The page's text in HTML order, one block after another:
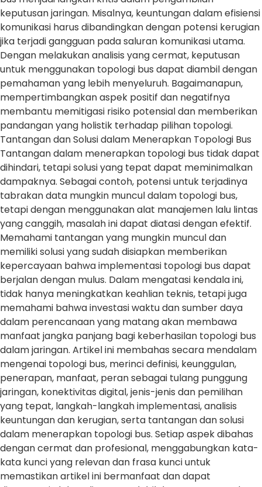
keputusan jaringan. Misalnya, keuntungan dalam efisiensi
komunikasi harus dibandingkan dengan potensi kerugian
jika terjadi gangguan pada saluran komunikasi utama.
Dengan melakukan analisis yang cermat, keputusan
untuk menggunakan topologi bus dapat diambil dengan
pemahaman yang lebih menyeluruh. Bagaimanapun,
mempertimbangkan aspek positif dan negatifnya
membantu memitigasi risiko potensial dan memberikan
pandangan yang holistik terhadap pilihan topologi.
Tantangan dan Solusi dalam Menerapkan Topologi Bus
Tantangan dalam menerapkan topologi bus tidak dapat
dihindari, tetapi solusi yang tepat dapat meminimalkan
dampaknya. Sebagai contoh, potensi untuk terjadinya
tabrakan data mungkin muncul dalam topologi bus,
tetapi dengan menggunakan alat manajemen lalu lintas
yang canggih, masalah ini dapat diatasi dengan efektif.
Memahami tantangan yang mungkin muncul dan
memiliki solusi yang sudah disiapkan memberikan
kepercayaan bahwa implementasi topologi bus dapat
berjalan dengan mulus. Dalam mengatasi kendala ini,
tidak hanya meningkatkan keahlian teknis, tetapi juga
memahami bahwa investasi waktu dan sumber daya
dalam perencanaan yang matang akan membawa
manfaat jangka panjang bagi keberhasilan topologi bus
dalam jaringan. Artikel ini membahas secara mendalam
mengenai topologi bus, merinci definisi, keunggulan,
penerapan, manfaat, peran sebagai tulang punggung
jaringan, konektivitas digital, jenis-jenis dan pemilihan
yang tepat, langkah-langkah implementasi, analisis
keuntungan dan kerugian, serta tantangan dan solusi
dalam menerapkan topologi bus. Setiap aspek dibahas
dengan cermat dan profesional, menggabungkan kata-
kata kunci yang relevan dan frasa kunci untuk
memastikan artikel ini bermanfaat dan dapat